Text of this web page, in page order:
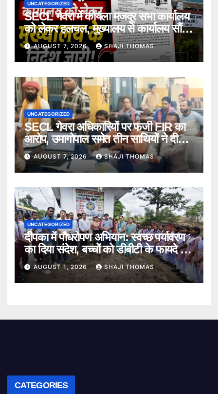
UNCATEGORIZED
SECL गेवरा में कोयला मजदूर सभा कार्यालय
को लेकर हलचल, मुख्यालय से कार्यालय सौंपने
के निर्देश।
AUGUST 7, 2026 SHAJI THOMAS
UNCATEGORIZED
SECL गेवरा अधिकारियों पर फर्जी FIR का
आरोप, उमागोपाल समेत तीन साथियों ने दी
गिरफ्तारी।
AUGUST 7, 2026 SHAJI THOMAS
UNCATEGORIZED
दीपका में पौधरोपण अभियान: स्वच्छ पर्यावरण
का दिया संदेश, बच्चों को डीबीटी के फायदे भी
बताए।
AUGUST 1, 2026 SHAJI THOMAS
CATEGORIES